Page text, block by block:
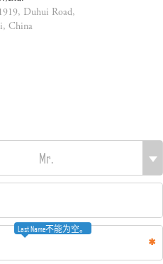
Duhui Road,
China
Last Name不能为空。